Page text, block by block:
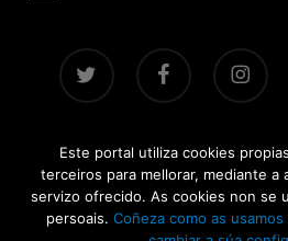
twitter facebook instagram
Contacto |Aviso legal|
edicións:2021-2022·
Este portal utiliza cookies
terceiros para mellorar, mediante a
servizo ofrecido. As cookies non se
persoais. Coñeza como as